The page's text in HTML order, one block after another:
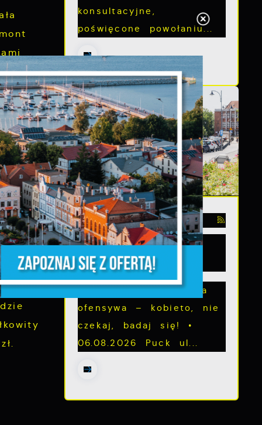
przy
koszt
konsultacyjne,
poświęcone powołaniu...
03 - 08 - 2026
Mammografia Puck
6.08.2026
Letnia mammograficzna
ofensywa – kobieto, nie
czekaj, badaj się! •
06.08.2026 Puck ul...